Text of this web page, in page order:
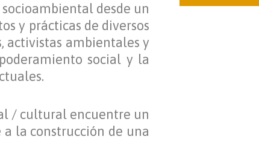
desde un
y prácticas de diversos
activistas ambientales y
social y la
/ cultural encuentre un
a la construcción de una